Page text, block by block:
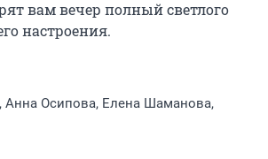
вам вечер полный светлого
настроения.
Анна Осипова, Елена Шаманова,